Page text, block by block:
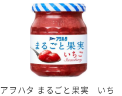
アヲハタ まるごと果実 いち